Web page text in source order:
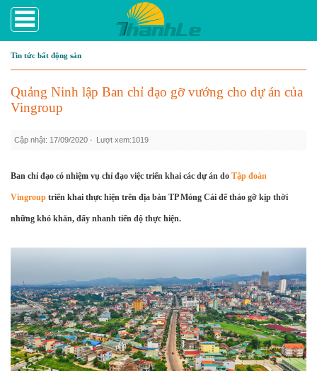
Tin tức bất động sản
Quảng Ninh lập Ban chỉ đạo gỡ vướng cho dự án của
Vingroup
Cập nhật: 17/09/2020 - Lượt xem:1019
Ban chỉ đạo có nhiệm vụ chỉ đạo việc triển khai các dự án doTập đoàn
Vingroup triển khai thực hiện trên địa bàn TP Móng Cái để tháo gỡ kịp thời
những khó khăn, đẩy nhanh tiến độ thực hiện.